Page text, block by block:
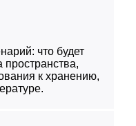
что будет
пространства,
к хранению,